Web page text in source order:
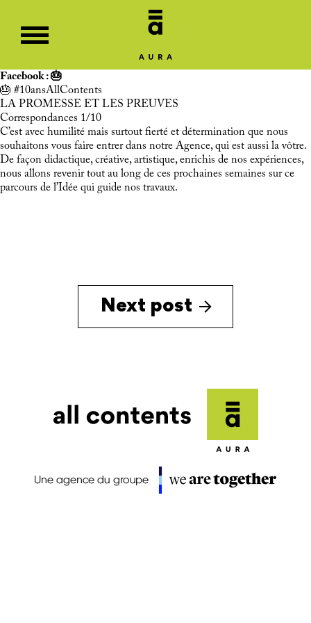
Facebook : 🎂
🎂 #10ansAllContents
LA PROMESSE ET LES PREUVES
Correspondances 1/10
C’est avec humilité mais surtout fierté et détermination que nous
souhaitons vous faire entrer dans notre Agence, qui est aussi la vôtre.
De façon didactique, créative, artistique, enrichis de nos expériences,
nous allons revenir tout au long de ces prochaines semaines sur ce
parcours de l’Idée qui guide nos travaux.
Next post